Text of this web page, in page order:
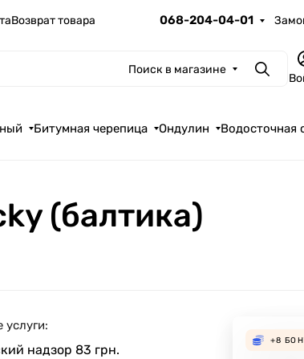
Возврат товара 068-204-04-01
Поиск в магазине Поиск
Битумная черепица Ондулин Водосточная
(балтика)
надзор 83 грн.
+8